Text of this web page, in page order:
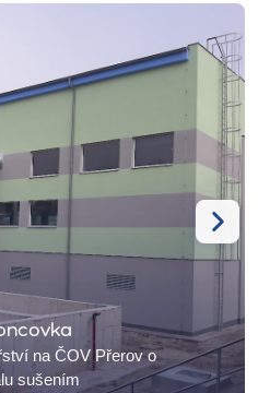
na ČOV Přerov o
sušením